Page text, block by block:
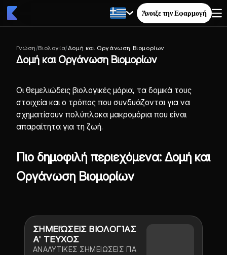
Άνοιξε την Εφαρμογή
Γνώση/Βιολογία/Δομή και Οργάνωση Βιομορίων
Δομή και Οργάνωση Βιομορίων
Οι θεμελιώδεις βιολογικές μόρια, τα δομικά τους
στοιχεία και ο τρόπος που συνδυάζονται για να
σχηματίσουν πολύπλοκα μακρομόρια που είναι
απαραίτητα για τη ζωή.
Πιο δημοφιλή περιεχόμενα: Δομή και
Οργάνωση Βιομορίων
ΣΗΜΕΙΏΣΕΙΣ ΒΙΟΛΟΓΊΑΣ
Α' ΤΕΥΧΟΣ
ΑΝΑΛΥΤΙΚΕΣ ΣΗΜΕΙΩΣΕΙΣ ΓΙΑ